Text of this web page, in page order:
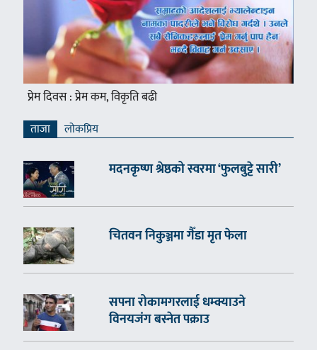
प्रेम दिवस : प्रेम कम, विकृति बढी
ताजा लाेकप्रिय
मदनकृष्ण श्रेष्ठको स्वरमा ‘फुलबुट्टे सारी’
चितवन निकुञ्जमा गैँडा मृत फेला
सपना रोकामगरलाई धम्क्याउने
विनयजंग बस्नेत पक्राउ